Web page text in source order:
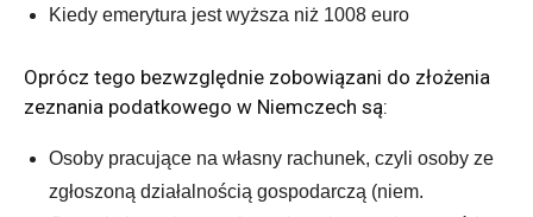
Kiedy emerytura jest wyższa niż 1008 euro
Oprócz tego bezwzględnie zobowiązani do złożenia
zeznania podatkowego w Niemczech są:
Osoby pracujące na własny rachunek, czyli osoby ze
zgłoszoną działalnością gospodarczą (niem.